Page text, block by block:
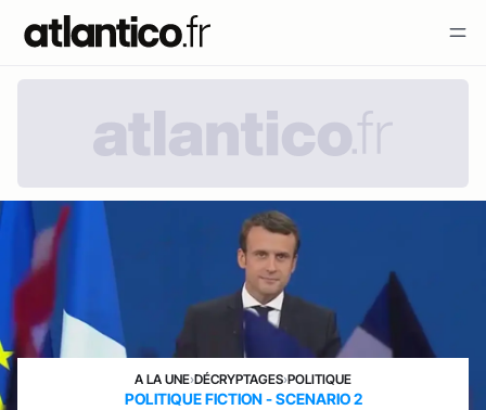
A LA UNE›DÉCRYPTAGES›POLITIQUE
POLITIQUE FICTION - SCENARIO 2